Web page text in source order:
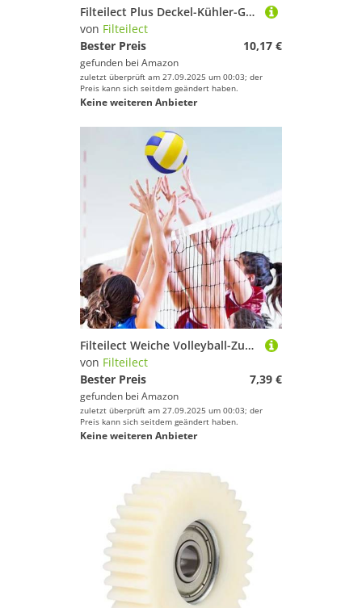
Filteilect Plus Deckel-Kühler-Gummi-Ersatzdichtung für 1,8 m gängige Camping-Kühlboxen in Eisschwarz
von Filteilect
Bester Preis
10,17 €
gefunden bei Amazon
zuletzt überprüft am 27.09.2025 um 00:03; der
Preis kann sich seitdem geändert haben.
Keine weiteren Anbieter
Filteilect Weiche Volleyball-Zusammensetzung in Größe 5, innen und genähtes PVC, offizielles Training für Maschinen im Freien für Langlebigkeit
von Filteilect
Bester Preis
7,39 €
gefunden bei Amazon
zuletzt überprüft am 27.09.2025 um 00:03; der
Preis kann sich seitdem geändert haben.
Keine weiteren Anbieter